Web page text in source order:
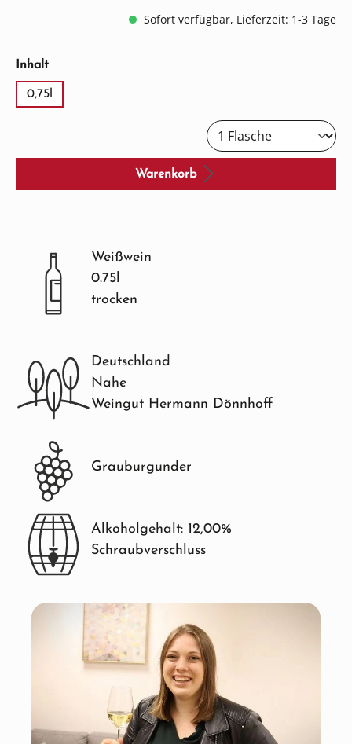
Sofort verfügbar, Lieferzeit: 1-3 Tage
Inhaltauswählen
0,75l
Warenkorb
Weißwein
0.75l
trocken
Deutschland
Nahe
Weingut Hermann Dönnhoff
Grauburgunder
Alkoholgehalt: 12,00%
Schraubverschluss